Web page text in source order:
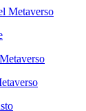
Metaverso